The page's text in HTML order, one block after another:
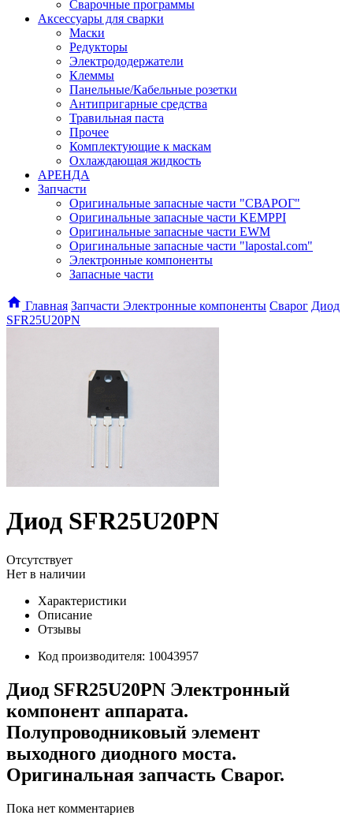
Сварочные программы
Аксессуары для сварки
Маски
Редукторы
Электрододержатели
Клеммы
Панельные/Кабельные розетки
Антипригарные средства
Травильная паста
Прочее
Комплектующие к маскам
Охлаждающая жидкость
АРЕНДА
Запчасти
Оригинальные запасные части "СВАРОГ"
Оригинальные запасные части KEMPPI
Оригинальные запасные части EWM
Оригинальные запасные части "lapostal.com"
Электронные компоненты
Запасные части
Главная Запчасти Электронные компоненты Сварог Диод
SFR25U20PN
Диод SFR25U20PN
Отсутствует
Нет в наличии
Характеристики
Описание
Отзывы
Код производителя: 10043957
Диод SFR25U20PN Электронный
компонент аппарата.
Полупроводниковый элемент
выходного диодного моста.
Оригинальная запчасть Сварог.
Пока нет комментариев